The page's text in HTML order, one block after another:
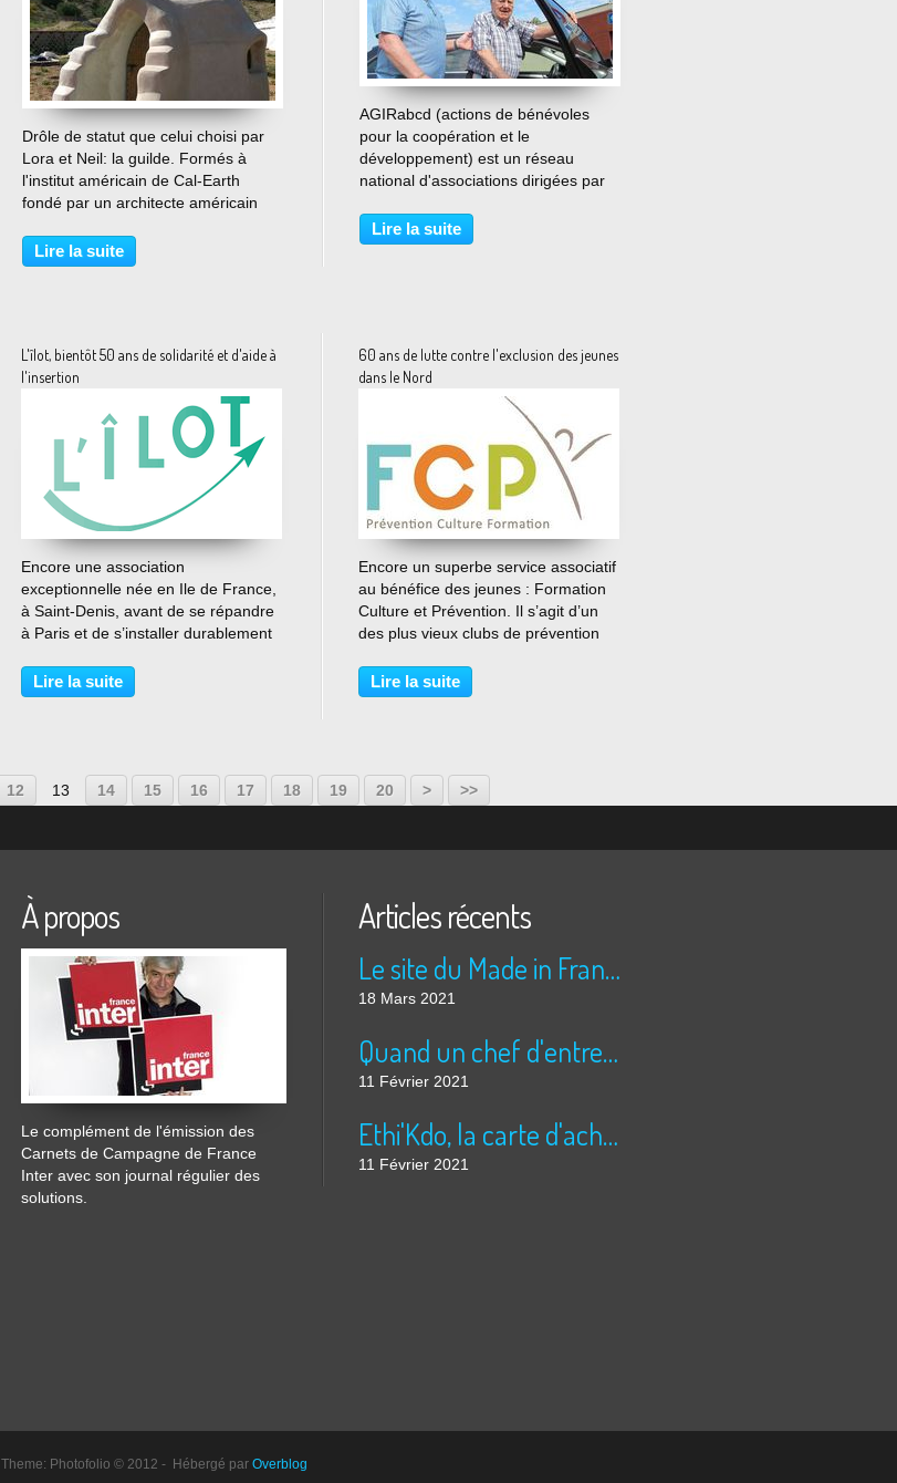
…
Drôle de statut que celui choisi par
Lora et Neil: la guilde. Formés à
l'institut américain de Cal-Earth
fondé par un architecte américain
construction Superadobe, ils ont
décidé d'importer cette technique
Lire la suite
…
AGIRabcd (actions de bénévoles
pour la coopération et le
développement) est un réseau
national d'associations dirigées par
Dans le Lot-et-Garonne, les
bénévoles de l'antenne
Lire la suite
L'îlot, bientôt 50 ans de solidarité et d'aide à
l'insertion
…
Encore une association
exceptionnelle née en Ile de France,
à Saint-Denis, avant de se répandre
à Paris et de s’installer durablement
efficace : un accueil, un toit, un
nouveau départ. A son origine, l’îlot
Lire la suite
60 ans de lutte contre l'exclusion des jeunes
dans le Nord
…
Encore un superbe service associatif
au bénéfice des jeunes : Formation
Culture et Prévention. Il s’agit d’un
des plus vieux clubs de prévention
a 60 ans. Un siège à Marcq en
Baroeul et plusieurs antennes dans
Lire la suite
12 13 14 15 16 17 18 19 20 30
40
> >>
À propos
Le complément de l'émission des
Carnets de Campagne de France
Inter avec son journal régulier des
solutions.
Articles récents
Le site du Made in France
18 Mars 2021
Quand un chef d'entreprise vole au secours des enfants des quartiers prioritaires
11 Février 2021
Ethi'Kdo, la carte d'achat en ligne des produits solidaires et responsables
11 Février 2021
Theme: Photofolio © 2012 - Hébergé par Overblog